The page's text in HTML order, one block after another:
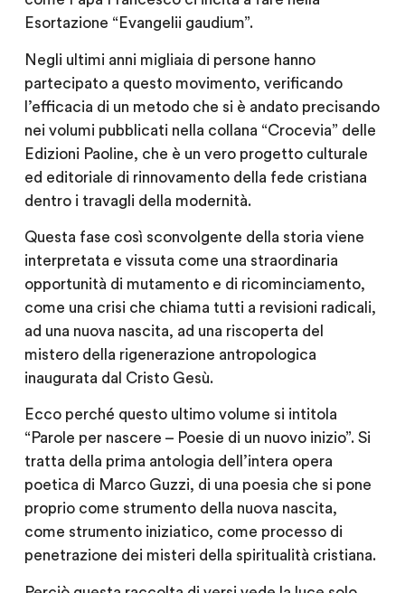
Esortazione “Evangelii gaudium”.
Negli ultimi anni migliaia di persone hanno
partecipato a questo movimento, verificando
l’efficacia di un metodo che si è andato precisando
nei volumi pubblicati nella collana “Crocevia” delle
Edizioni Paoline, che è un vero progetto culturale
ed editoriale di rinnovamento della fede cristiana
dentro i travagli della modernità.
Questa fase così sconvolgente della storia viene
interpretata e vissuta come una straordinaria
opportunità di mutamento e di ricominciamento,
come una crisi che chiama tutti a revisioni radicali,
ad una nuova nascita, ad una riscoperta del
mistero della rigenerazione antropologica
inaugurata dal Cristo Gesù.
Ecco perché questo ultimo volume si intitola
“Parole per nascere – Poesie di un nuovo inizio”. Si
tratta della prima antologia dell’intera opera
poetica di Marco Guzzi, di una poesia che si pone
proprio come strumento della nuova nascita,
come strumento iniziatico, come processo di
penetrazione dei misteri della spiritualità cristiana.